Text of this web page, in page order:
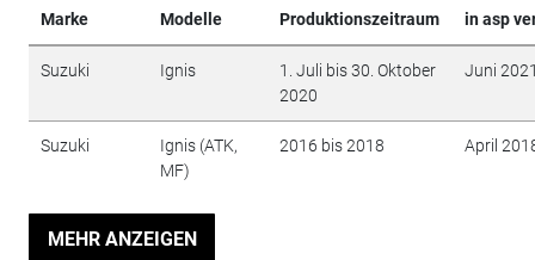
Marke Modelle Produktionszeitraum in asp
Suzuki Ignis
1. Juli bis 30. Oktober
2020
Juni
Suzuki
Ignis (ATK,
MF)
2016 bis 2018 April
MEHR ANZEIGEN